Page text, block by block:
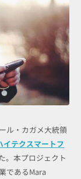
ル・カガメ大統領
イテクスマートフ
。本プロジェクト
であるMara